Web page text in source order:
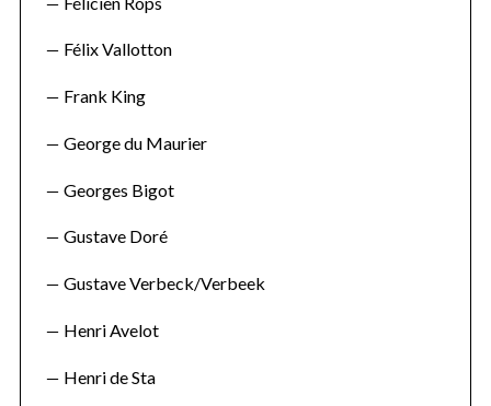
Félix Vallotton
Frank King
George du Maurier
Georges Bigot
Gustave Doré
Gustave Verbeck/Verbeek
Henri Avelot
Henri de Sta